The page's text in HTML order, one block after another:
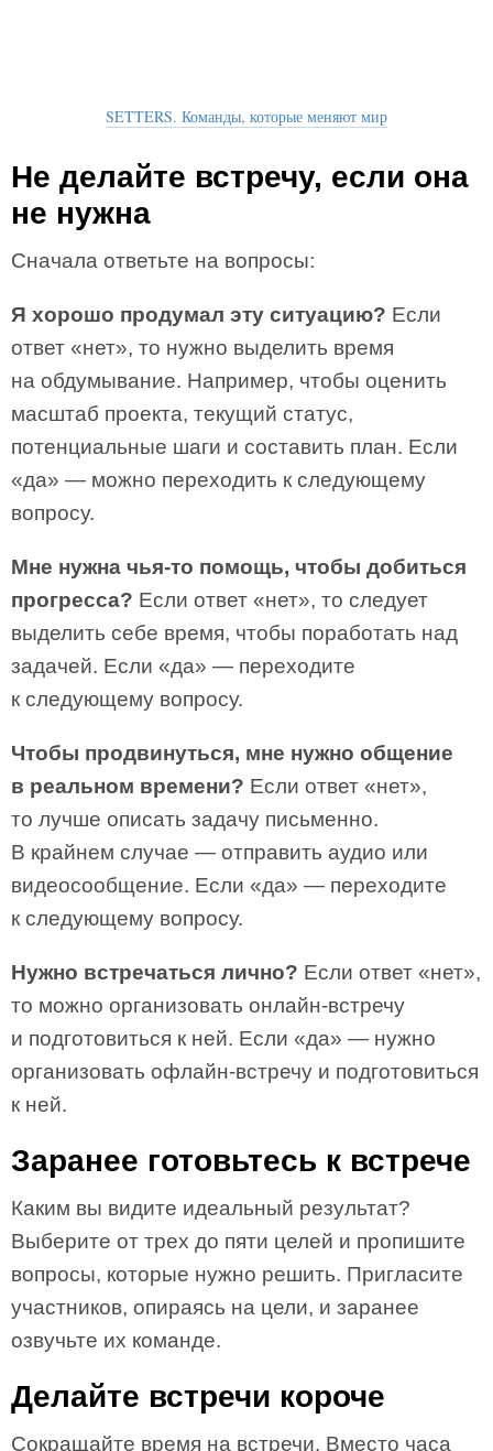
SETTERS. Команды, которые меняют мир
Не делайте встречу, если она
не нужна
Сначала ответьте на вопросы:
Я хорошо продумал эту ситуацию? Если
ответ «нет», то нужно выделить время
на обдумывание. Например, чтобы оценить
масштаб проекта, текущий статус,
потенциальные шаги и составить план. Если
«да» — можно переходить к следующему
вопросу.
Мне нужна чья-то помощь, чтобы добиться
прогресса? Если ответ «нет», то следует
выделить себе время, чтобы поработать над
задачей. Если «да» — переходите
к следующему вопросу.
Чтобы продвинуться, мне нужно общение
в реальном времени? Если ответ «нет»,
то лучше описать задачу письменно.
В крайнем случае — отправить аудио или
видеосообщение. Если «да» — переходите
к следующему вопросу.
Нужно встречаться лично? Если ответ «нет»,
то можно организовать онлайн-встречу
и подготовиться к ней. Если «да» — нужно
организовать офлайн-встречу и подготовиться
к ней.
Заранее готовьтесь к встрече
Каким вы видите идеальный результат?
Выберите от трех до пяти целей и пропишите
вопросы, которые нужно решить. Пригласите
участников, опираясь на цели, и заранее
озвучьте их команде.
Делайте встречи короче
Сокращайте время на встречи. Вместо часа